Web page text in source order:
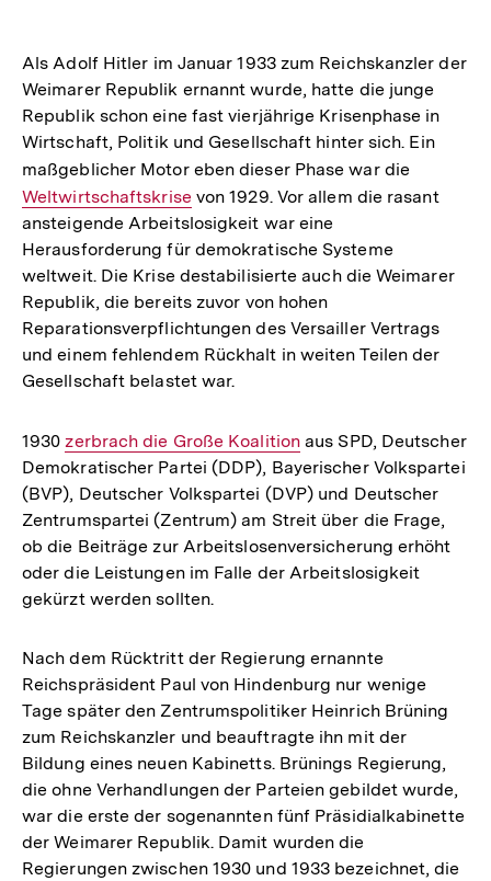
Als Adolf Hitler im Januar 1933 zum Reichskanzler der
Weimarer Republik ernannt wurde, hatte die junge
Republik schon eine fast vierjährige Krisenphase in
Wirtschaft, Politik und Gesellschaft hinter sich. Ein
maßgeblicher Motor eben dieser Phase war die
Link:
Weltwirtschaftskrise von 1929. Vor allem die rasant
ansteigende Arbeitslosigkeit war eine
Herausforderung für demokratische Systeme
weltweit. Die Krise destabilisierte auch die Weimarer
Republik, die bereits zuvor von hohen
Reparationsverpflichtungen des Versailler Vertrags
und einem fehlendem Rückhalt in weiten Teilen der
Gesellschaft belastet war.
1930Interner
Link:
zerbrach die Große Koalitionaus SPD, Deutscher
Demokratischer Partei (DDP), Bayerischer Volkspartei
(BVP), Deutscher Volkspartei (DVP) und Deutscher
Zentrumspartei (Zentrum) am Streit über die Frage,
ob die Beiträge zur Arbeitslosenversicherung erhöht
oder die Leistungen im Falle der Arbeitslosigkeit
gekürzt werden sollten.
Nach dem Rücktritt der Regierung ernannte
Reichspräsident Paul von Hindenburg nur wenige
Tage später den Zentrumspolitiker Heinrich Brüning
zum Reichskanzler und beauftragte ihn mit der
Bildung eines neuen Kabinetts. Brünings Regierung,
die ohne Verhandlungen der Parteien gebildet wurde,
war die erste der sogenannten fünf Präsidialkabinette
der Weimarer Republik. Damit wurden die
Regierungen zwischen 1930 und 1933 bezeichnet, die